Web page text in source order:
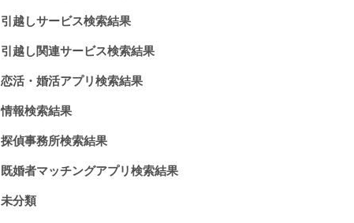
引越しサービス検索結果
引越し関連サービス検索結果
恋活・婚活アプリ検索結果
情報検索結果
探偵事務所検索結果
既婚者マッチングアプリ検索結果
未分類